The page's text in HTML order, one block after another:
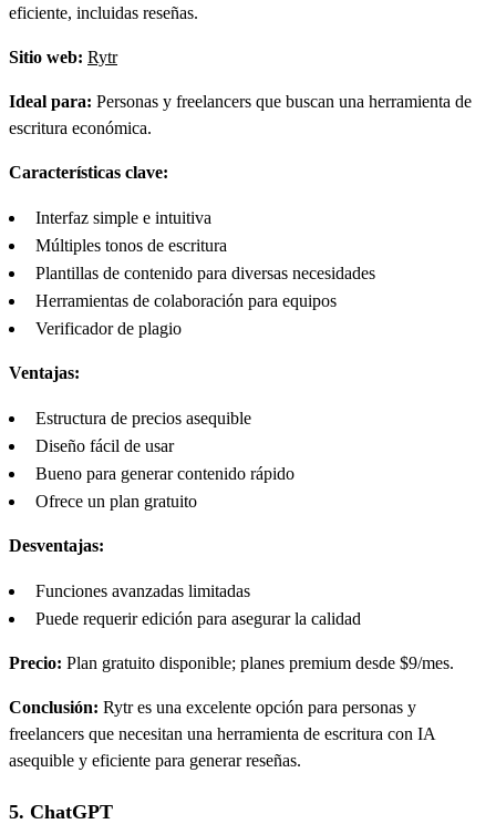
eficiente, incluidas reseñas.
Sitio web: Rytr
Ideal para: Personas y freelancers que buscan una herramienta de
escritura económica.
Características clave:
Interfaz simple e intuitiva
Múltiples tonos de escritura
Plantillas de contenido para diversas necesidades
Herramientas de colaboración para equipos
Verificador de plagio
Ventajas:
Estructura de precios asequible
Diseño fácil de usar
Bueno para generar contenido rápido
Ofrece un plan gratuito
Desventajas:
Funciones avanzadas limitadas
Puede requerir edición para asegurar la calidad
Precio: Plan gratuito disponible; planes premium desde $9/mes.
Conclusión: Rytr es una excelente opción para personas y
freelancers que necesitan una herramienta de escritura con IA
asequible y eficiente para generar reseñas.
5. ChatGPT